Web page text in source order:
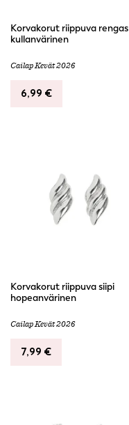
Korvakorut riippuva rengas
kullanvärinen
Cailap Kevät 2026
6,99 €
Korvakorut riippuva siipi
hopeanvärinen
Cailap Kevät 2026
7,99 €